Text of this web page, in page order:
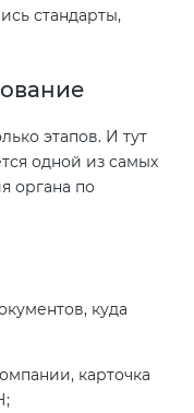
стандарты,
этапов. И тут
одной из самых
органа по
куда
карточка